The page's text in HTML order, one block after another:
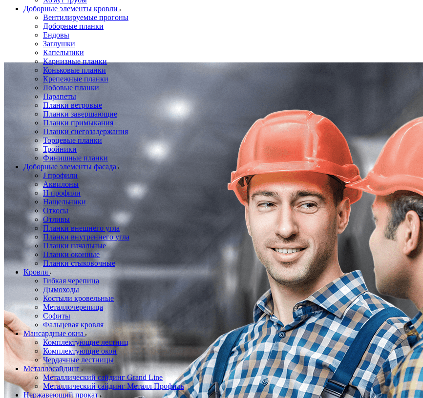
Доборные элементы кровли
Вентилируемые прогоны
Доборные планки
Ендовы
Заглушки
Капельники
Карнизные планки
Коньковые планки
Крепежные планки
Лобовые планки
Парапеты
Планки ветровые
Планки завершающие
Планки примыкания
Планки снегозадержания
Торцевые планки
Тройники
Финишные планки
Доборные элементы фасада
J профили
Аквилоны
Н профили
Нащельники
Откосы
Отливы
Планки внешнего угла
Планки внутреннего угла
Планки начальные
Планки оконные
Планки стыковочные
Кровля
Гибкая черепица
Дымоходы
Костыли кровельные
Металлочерепица
Софиты
Фальцевая кровля
Мансардные окна
Комплектующие лестниц
Комплектующие окон
Чердачные лестницы
Металлосайдинг
Металлический сайдинг Grand Line
Металлический сайдинг Металл Профиль
Нержавеющий прокат